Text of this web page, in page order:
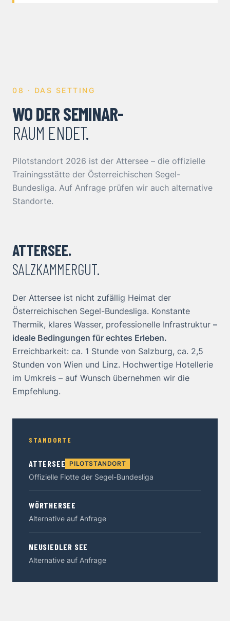
08 · DAS SETTING
WO DER SEMINAR-
RAUM ENDET.
Pilotstandort 2026 ist der Attersee – die offizielle
Trainingsstätte der Österreichischen Segel-
Bundesliga. Auf Anfrage prüfen wir auch alternative
Standorte.
ATTERSEE.
SALZKAMMERGUT.
Der Attersee ist nicht zufällig Heimat der
Österreichischen Segel-Bundesliga. Konstante
Thermik, klares Wasser, professionelle Infrastruktur –
ideale Bedingungen für echtes Erleben.
Erreichbarkeit: ca. 1 Stunde von Salzburg, ca. 2,5
Stunden von Wien und Linz. Hochwertige Hotellerie
im Umkreis – auf Wunsch übernehmen wir die
Empfehlung.
STANDORTE
ATTERSEE PILOTSTANDORT
Offizielle Flotte der Segel-Bundesliga
WÖRTHERSEE
Alternative auf Anfrage
NEUSIEDLER SEE
Alternative auf Anfrage